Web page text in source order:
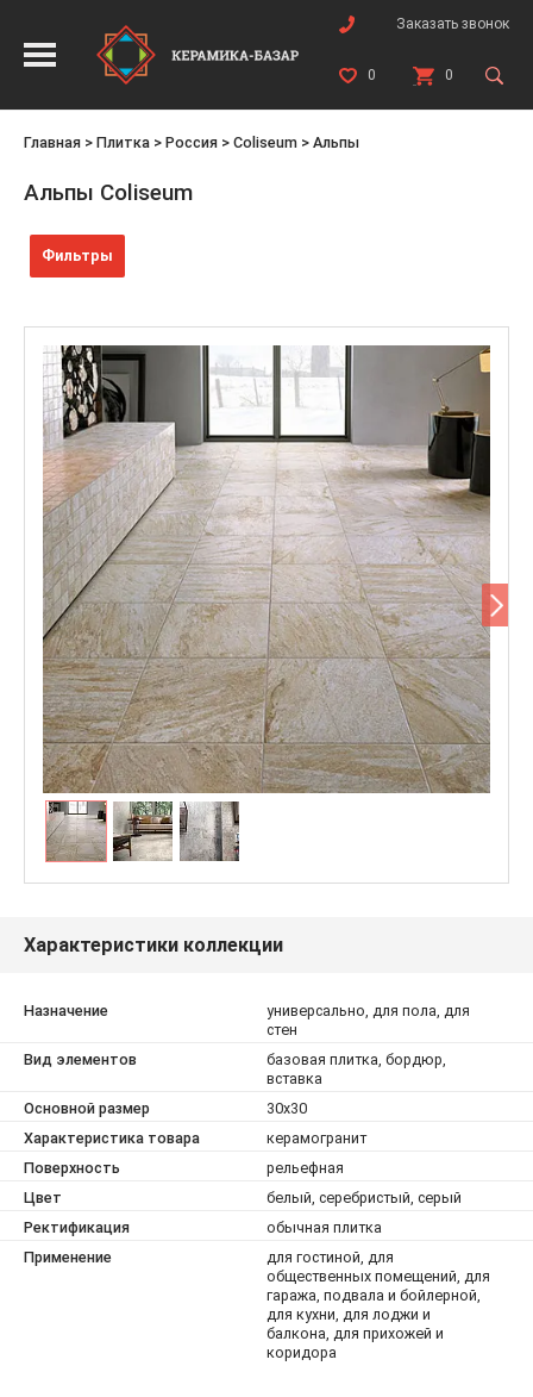
Заказать звонок
0 0
Главная > Плитка > Россия > Coliseum > Альпы
Альпы Coliseum
Фильтры
Характеристики коллекции
Назначение
универсально, для пола, для
стен
Вид элементов
базовая плитка, бордюр,
вставка
Основной размер
30x30
Характеристика товара
керамогранит
Поверхность
рельефная
Цвет
белый, серебристый, серый
Ректификация
обычная плитка
Применение
для гостиной, для
общественных помещений, для
гаража, подвала и бойлерной,
для кухни, для лоджи и
балкона, для прихожей и
коридора